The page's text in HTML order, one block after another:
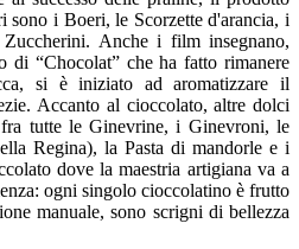
i Boeri, le Scorzette d'arancia, i
Anche i film insegnano,
di “Chocolat” che ha fatto rimanere
si è iniziato ad aromatizzare il
Accanto al cioccolato, altre dolci
tutte le Ginevrine, i Ginevroni, le
Regina), la Pasta di mandorle e i
dove la maestria artigiana va a
ogni singolo cioccolatino è frutto
manuale, sono scrigni di bellezza